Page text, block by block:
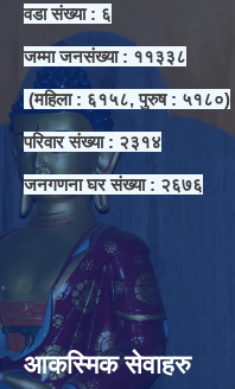
वडा संख्या : ६
जम्मा जनसंख्या : ११३३८
(महिला : ६१५८, पुरुष : ५१८०)
परिवार संख्या : २३१४
जनगणना घर संख्या : २६७६
आकस्मिक सेवाहरु